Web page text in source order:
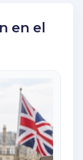
en el